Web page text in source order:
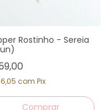
Rostinho - Sereia
com Pix